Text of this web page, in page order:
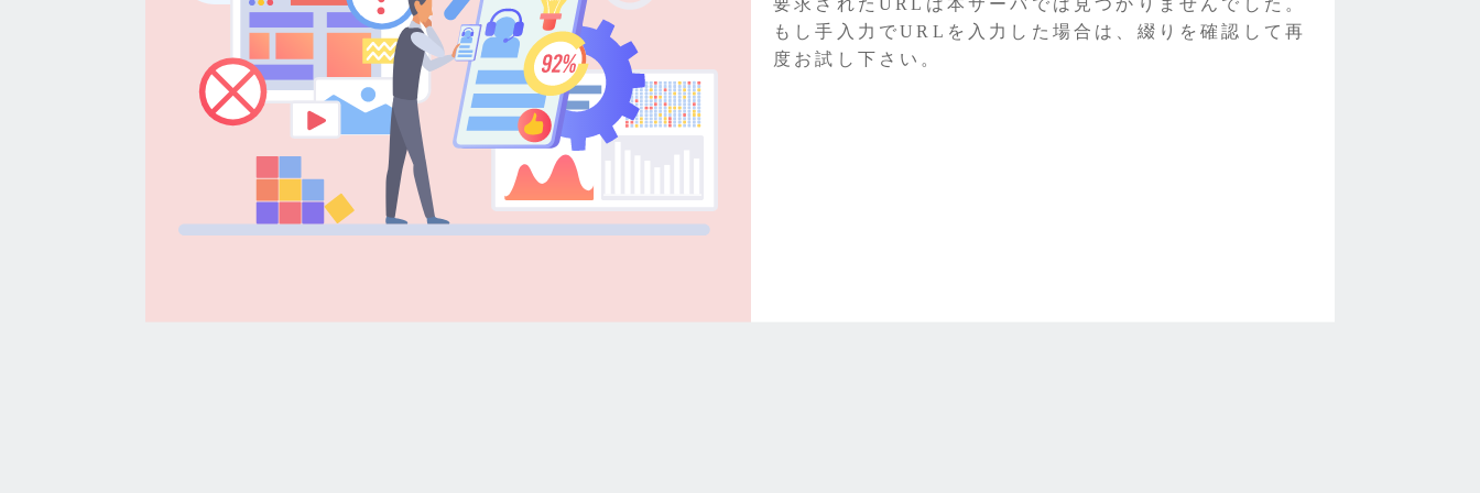
もし手入力でURLを入力した場合は、綴りを確認して再
度お試し下さい。